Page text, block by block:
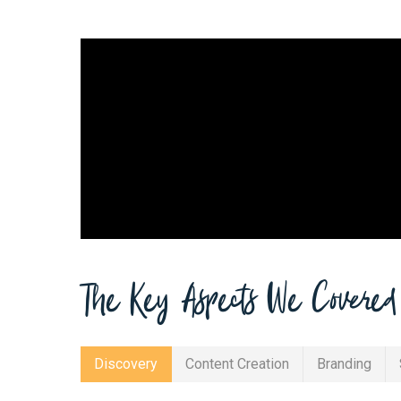
The Key Aspects We Covered
Discovery Content Creation Branding